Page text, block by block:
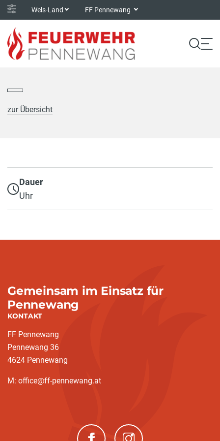
Wels-Land FF Pennewang
zur Übersicht
Dauer
Uhr
Gemeinsam im Einsatz für
Pennewang
KONTAKT
FF Pennewang
Pennewang 36
4624 Pennewang
M: office@ff-pennewang.at